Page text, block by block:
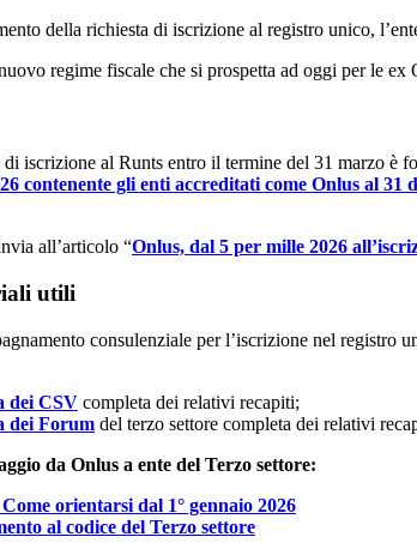
della richiesta di iscrizione al registro unico,
regime fiscale che si prospetta ad oggi per le ex
di iscrizione al Runts entro il termine del 31 marzo è
contenente gli enti accreditati come Onlus al 31
all’articolo “Onlus, dal 5 per mille 2026
utili
consulenziale per l’iscrizione nel
dei CSV completa dei relativi recapiti;
dei Forum del terzo settore completa dei relativi
da Onlus a ente del Terzo settore:
orientarsi dal 1° gennaio 2026
al codice del Terzo settore